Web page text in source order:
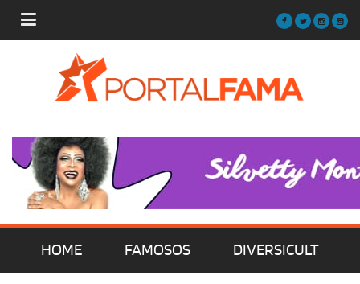
HOME FAMOSOS DIVERSICULT